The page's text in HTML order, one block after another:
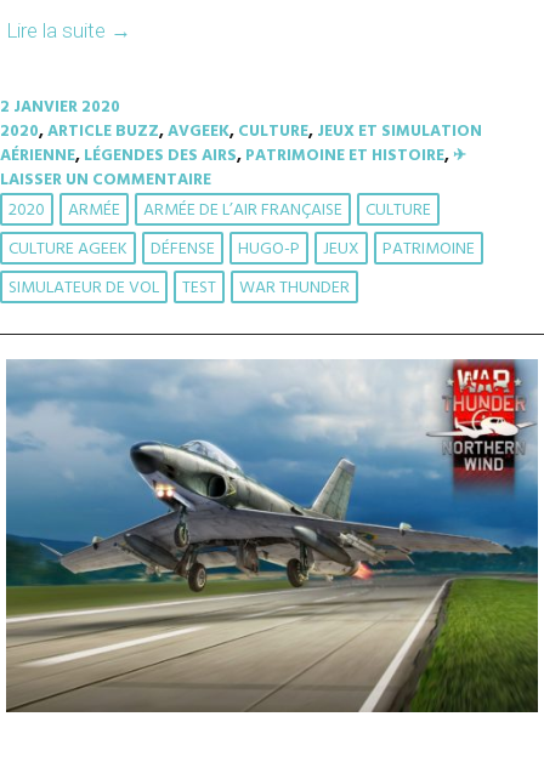
Lire la suite →
2 JANVIER 2020
2020,ARTICLE BUZZ,AVGEEK,CULTURE,JEUX ET SIMULATION
AÉRIENNE,LÉGENDES DES AIRS,PATRIMOINE ET HISTOIRE,✈︎
LAISSER UN COMMENTAIRE
2020 ARMÉE ARMÉE DE L’AIR FRANÇAISE
CULTURE
CULTURE AGEEK
DÉFENSE HUGO-P JEUX
PATRIMOINE
SIMULATEUR DE VOL
TEST WAR THUNDER